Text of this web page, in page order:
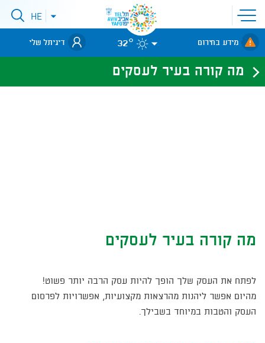
סגירת
תפריט
אתר
לאתר עיריית
תל-אביב
פתיחתHE
מידע בחירום 32° דיגיתל שלי
עסקים תל אביב-יפו
מה קורה בעיר לעסקים
מה קורה בעיר לעסקים
​לפתח את העסק שלך הופך להיות עסק הרבה יותר פשוט!
מהיום אפשר ליהנות מהרצאות מקצועיות, אפשרויות לפרסום
העסק והטבות במיוחד בשבילך​.​